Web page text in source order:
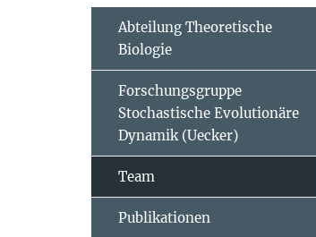
Abteilung Theoretische
Biologie
Forschungsgruppe
Stochastische Evolutionäre
Dynamik (Uecker)
Team
Publikationen